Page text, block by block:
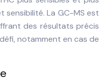
La GC-MS est
des résultats précis
notamment en cas de